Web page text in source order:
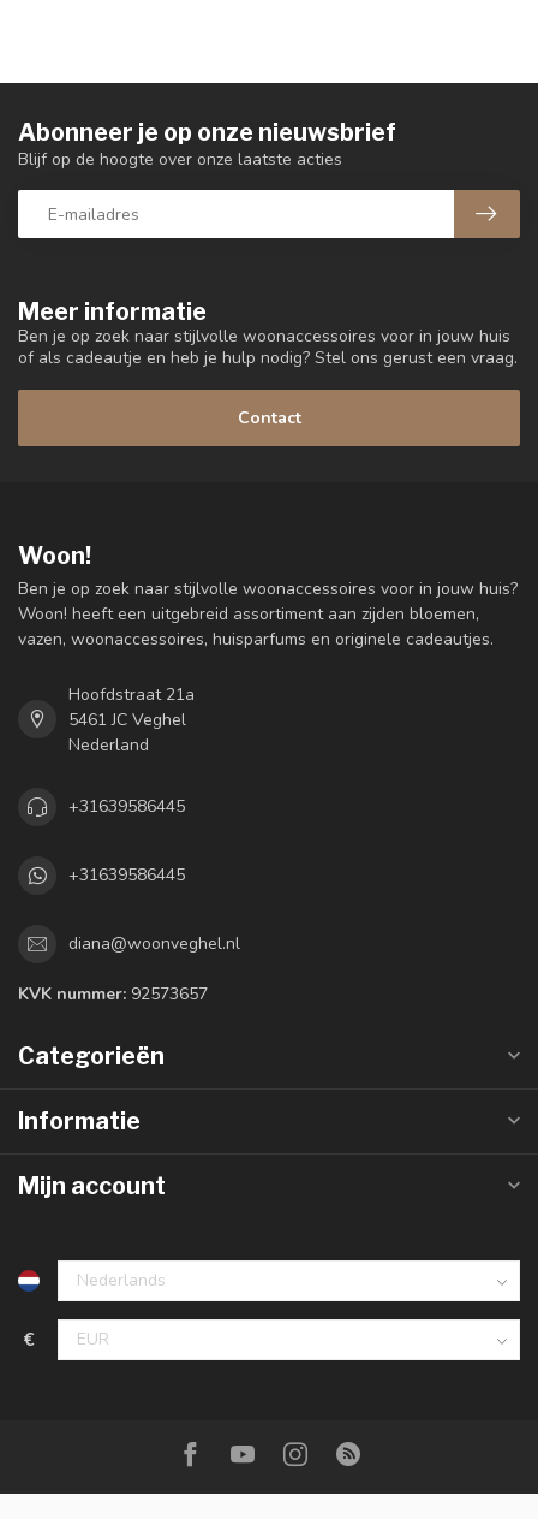
Meer informatie
Ben je op zoek naar stijlvolle woonaccessoires voor in jouw huis
of als cadeautje en heb je hulp nodig? Stel ons gerust een vraag.
Contact
Abonneer je op onze nieuwsbrief
Blijf op de hoogte over onze laatste acties
Woon!
Ben je op zoek naar stijlvolle woonaccessoires voor in jouw huis?
Woon! heeft een uitgebreid assortiment aan zijden bloemen,
vazen, woonaccessoires, huisparfums en originele cadeautjes.
Hoofdstraat 21a
5461 JC Veghel
Nederland
+31639586445
+31639586445
diana@woonveghel.nl
KVK nummer: 92573657
Categorieën
Informatie
Mijn account
€